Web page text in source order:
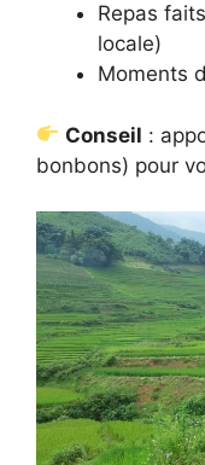
Repas
locale)
Moments
Conseil :
bonbons) pour